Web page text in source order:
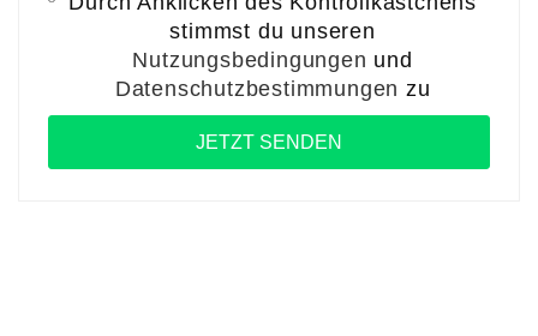
stimmst du unseren
Nutzungsbedingungen und
Datenschutzbestimmungen zu